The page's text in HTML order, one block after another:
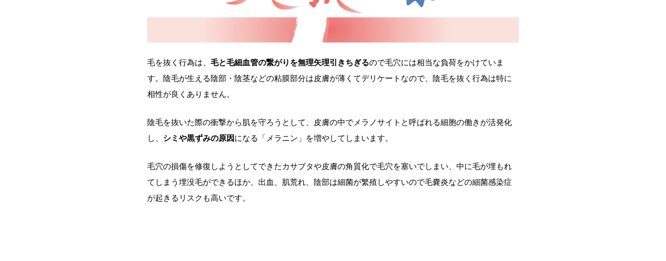
毛を抜く行為は、 毛と毛細血管の繋がりを無理矢理引きちぎるので毛穴には相当な負荷をかけていま
す。陰毛が生える陰部・陰茎などの粘膜部分は皮膚が薄くてデリケートなので、陰毛を抜く行為は特に
相性が良くありません。
陰毛を抜いた際の衝撃から肌を守ろうとして、皮膚の中でメラノサイトと呼ばれる細胞の働きが活発化
し、 シミや黒ずみの原因 になる「メラニン」を増やしてしまいます。
毛穴の損傷を修復しようとしてできたカサブタや皮膚の角質化で毛穴を塞いでしまい、中に毛が埋もれ
てしまう埋没毛ができるほか、出血、肌荒れ、陰部は細菌が繁殖しやすいので毛嚢炎などの細菌感染症
が起きるリスクも高いです。